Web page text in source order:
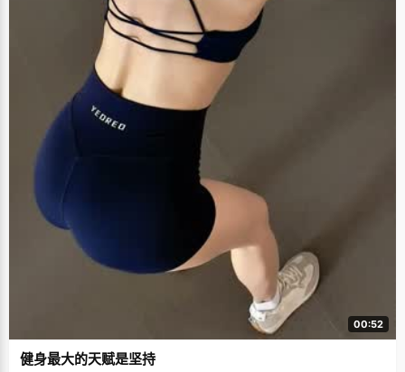
00:52
健身最大的天赋是坚持